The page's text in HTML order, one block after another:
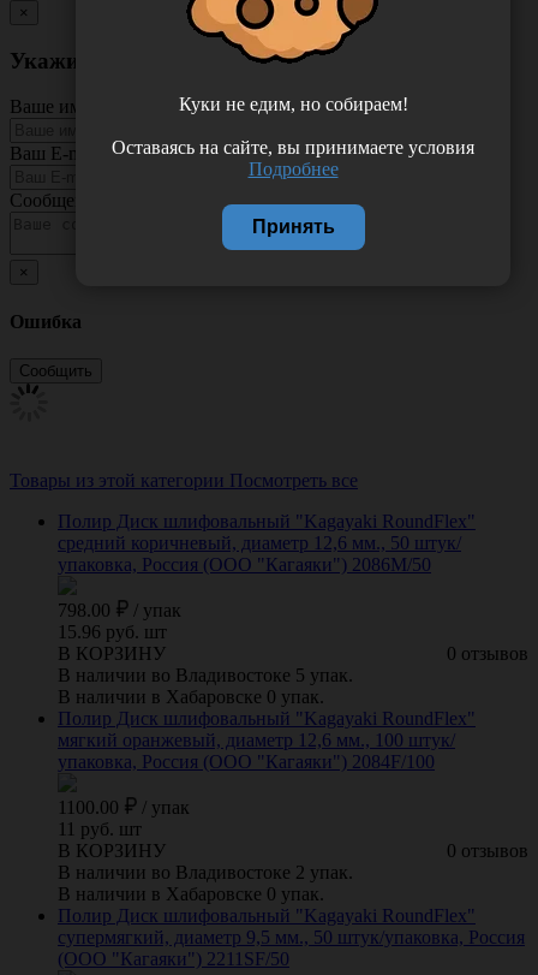
×
Укажите неточность в описании товара
Ваше имя
Ваш E-mail
Сообщение
×
Ошибка
Товары из этой категории Посмотреть все
Полир Диск шлифовальный "Kagayaki RoundFlex"
средний коричневый, диаметр 12,6 мм., 50 штук/
упаковка, Россия (ООО "Кагаяки") 2086M/50
798.00 / упак
15.96 руб. шт
0 отзывов
В КОРЗИНУ
В наличии во Владивостоке 5 упак.
В наличии в Хабаровске 0 упак.
Полир Диск шлифовальный "Kagayaki RoundFlex"
мягкий оранжевый, диаметр 12,6 мм., 100 штук/
упаковка, Россия (ООО "Кагаяки") 2084F/100
1100.00 / упак
11 руб. шт
0 отзывов
В КОРЗИНУ
В наличии во Владивостоке 2 упак.
В наличии в Хабаровске 0 упак.
Полир Диск шлифовальный "Kagayaki RoundFlex"
супермягкий, диаметр 9,5 мм., 50 штук/упаковка, Россия
(ООО "Кагаяки") 2211SF/50
Куки не едим, но собираем!
Оставаясь на сайте, вы принимаете условия
Подробнее
Принять